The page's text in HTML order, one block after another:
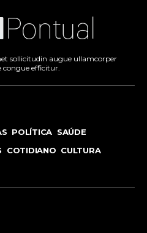
sollicitudin augue ullamcorper
congue efficitur.
POLÍTICA SAÚDE
COTIDIANO CULTURA